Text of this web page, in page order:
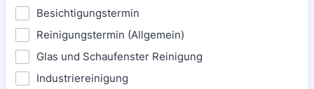
Besichtigungstermin
Reinigungstermin (Allgemein)
Glas und Schaufenster Reinigung
Industriereinigung